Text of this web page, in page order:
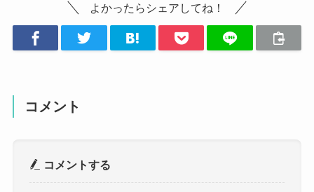
よかったらシェアしてね！
コメント
コメントする